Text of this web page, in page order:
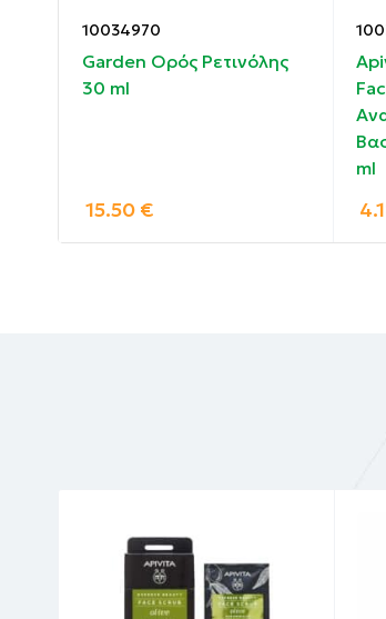
Συστατικά:
AQUA(WATER), GLYCERIN,
ASCORBIC ACID, CAMELLIA
EXTRACT, HYALURONIC ACID,
Not tested on animals,
10034970
Garden Ορός Ρετινόλης
30 ml
15.50 €
ml